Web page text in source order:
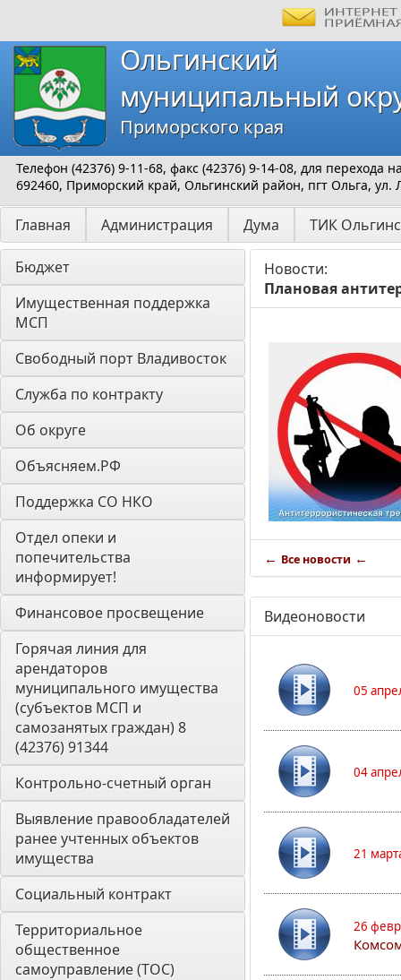
Ольгинский
муниципальный
Приморского края
Телефон (42376) 9-11-68, факс (42376) 9-14-08, для перехода
692460, Приморский край, Ольгинский район, пгт Ольга, ул.
Главная Администрация Дума ТИК
Бюджет
Имущественная поддержка
МСП
Свободный порт Владивосток
Служба по контракту
Об округе
Объясняем.РФ
Поддержка СО НКО
Отдел опеки и
попечительства
информирует!
Финансовое просвещение
Горячая линия для
арендаторов
муниципального имущества
(субъектов МСП и
самозанятых граждан) 8
(42376) 91344
Контрольно-счетный орган
Выявление правообладателей
ранее учтенных объектов
имущества
Социальный контракт
Территориальное
общественное
самоуправление (ТОС)
Новости:
Плановая
← Все новости ←
Видеоновости
05
04
21
26